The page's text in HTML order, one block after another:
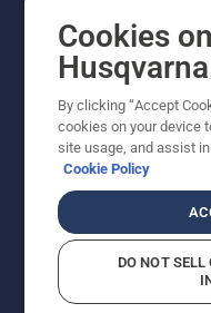
© Husqvarna AB
Husqvarna Schweiz
aderenti
all’ 8,1% e TRA.
indicati sono prezzi
a meno che il
Informativa sulla
Cookies on
By clicking “Accept
cookies on your device
site usage, and assist
Cookie Policy
DO NOT SELL